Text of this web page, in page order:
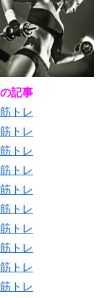
記事
トレ
トレ
トレ
トレ
トレ
トレ
トレ
トレ
トレ
トレ